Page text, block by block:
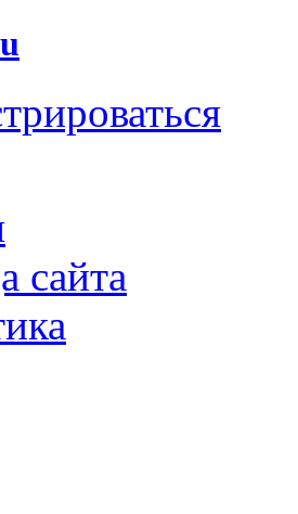
сайта